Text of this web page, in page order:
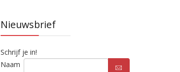
Nieuwsbrief
Schrijf je in!
Naam